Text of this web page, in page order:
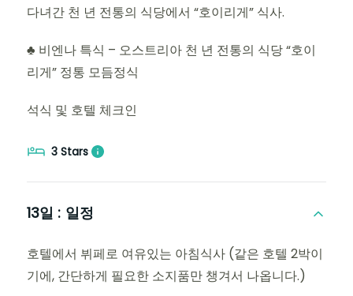
다녀간 천 년 전통의 식당에서 “호이리게” 식사.
♣ 비엔나 특식 – 오스트리아 천 년 전통의 식당 “호이
리게” 정통 모듬정식
석식 및 호텔 체크인
3 Stars
13일 : 일정
호텔에서 뷔페로 여유있는 아침식사 (같은 호텔 2박이
기에, 간단하게 필요한 소지품만 챙겨서 나옵니다.)